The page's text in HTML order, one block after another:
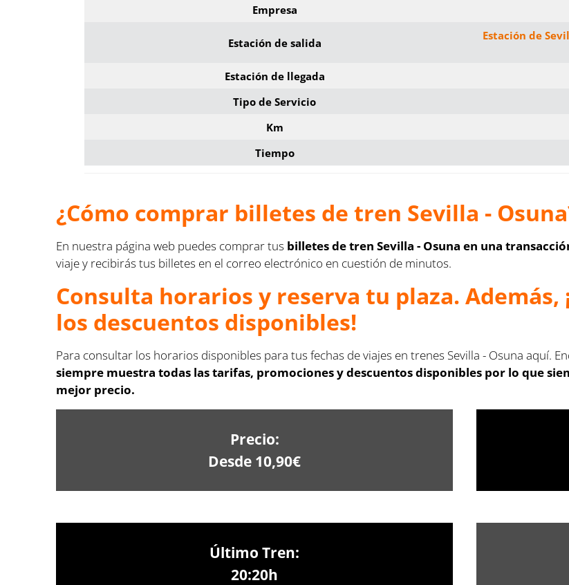
Empresa
Estación de salida
Estación de
Estación de llegada
Tipo de Servicio
Km
Tiempo
¿Cómo comprar billetes de tren Sevilla -
En nuestra página web puedes comprar tus billetes de tren Sevilla - Osuna en una
viaje y recibirás tus billetes en el correo electrónico en cuestión de minutos.
Consulta horarios y reserva tu plaza.
los descuentos disponibles!
Para consultar los horarios disponibles para tus fechas de viajes en trenes Sevilla - Osuna aquí.
siempre muestra todas las tarifas, promociones y descuentos disponibles por lo que
mejor precio.
Precio:
Desde 10,90€
Último Tren:
20:20h